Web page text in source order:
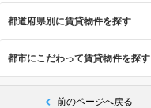
都道府県別に賃貸物件を探す
都市にこだわって賃貸物件を探す
前のページへ戻る